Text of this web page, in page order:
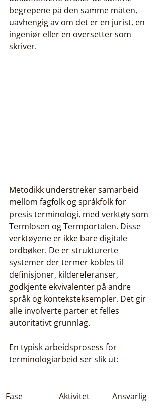
begrepene på den samme måten,
uavhengig av om det er en jurist, en
ingeniør eller en oversetter som
skriver.
Metodikk understreker samarbeid
mellom fagfolk og språkfolk for
presis terminologi, med verktøy som
Termlosen og Termportalen. Disse
verktøyene er ikke bare digitale
ordbøker. De er strukturerte
systemer der termer kobles til
definisjoner, kildereferanser,
godkjente ekvivalenter på andre
språk og konteksteksempler. Det gir
alle involverte parter et felles
autoritativt grunnlag.
En typisk arbeidsprosess for
terminologiarbeid ser slik ut:
Fase Aktivitet
Ansvarlig